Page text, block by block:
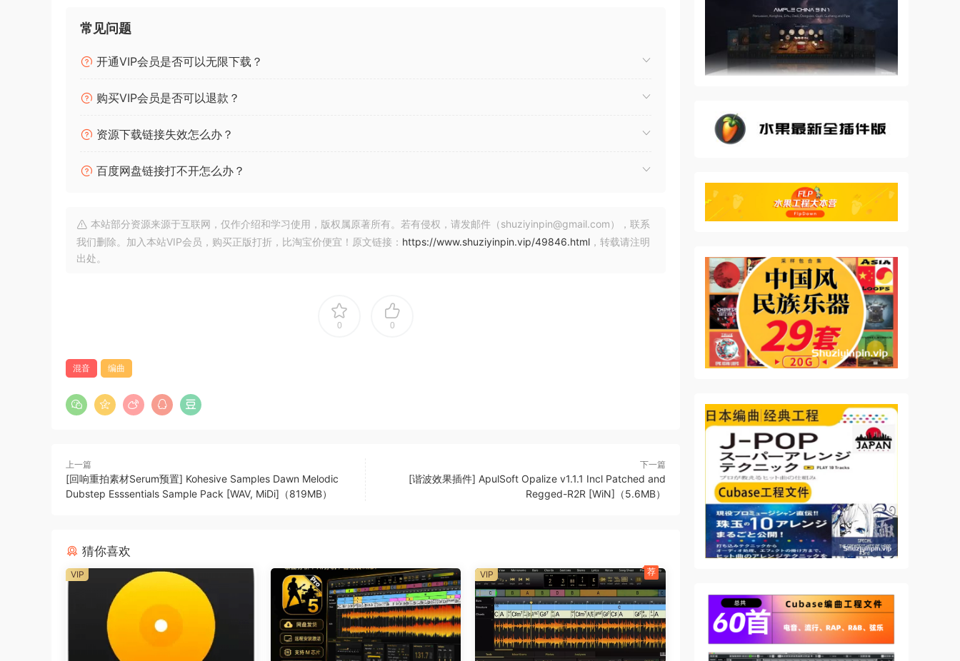
节拍机器！
可显著简化您的节拍制作工作流程。
星际音景！
极具创意、极其易用且功能强大：StudioDelay 提供从丰满回声到实验性音景的各种效果。
探索基于 Dorico 尖端技术的全新乐谱编辑器，以前所未有的方式制作演出素材。
提升舞台表现力
在下方区域打开完整的混音控制台，即可在一个视图中通过拖放重新排列通道。
更新日志：
点击查看
Make your move
Blazing grooves
Program thrilling beats with just a few clicks, randomize your grooves, and explore new rhythmic worlds with
the deeply-integrated Pattern Editor.
Beats ex machina
Harness the powerful synthesis of the new Drum Machine to design your own drum sounds, or import your
常见问题
开通VIP会员是否可以无限下载？
购买VIP会员是否可以退款？
资源下载链接失效怎么办？
百度网盘链接打不开怎么办？
本站部分资源来源于互联网，仅作介绍和学习使用，版权属原著所有。若有侵权，请发邮件（shuziyinpin@gmail.com），联系
我们删除。加入本站VIP会员，购买正版打折，比淘宝价便宜！原文链接： https://www.shuziyinpin.vip/49846.html ，转载请注明
出处。
0 0
混音 编曲
上一篇
[回响重拍素材Serum预置] Kohesive Samples Dawn Melodic
Dubstep Esssentials Sample Pack [WAV, MiDi]（819MB）
下一篇
[谐波效果插件] ApulSoft Opalize v1.1.1 Incl Patched and
Regged-R2R [WiN]（5.6MB）
猜你喜欢
VIP VIP 荐